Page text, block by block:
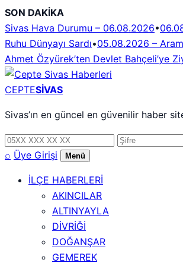
İçeriğe
geç
SON DAKİKA
Sivas Hava Durumu – 06.08.2026•
Ruhu Dünyayı Sardı•05.08.2026 –
Ahmet Özyürek’ten Devlet Bahçeli’ye
CEPTESİVAS
Sivas’ın en güncel en güvenilir haber
Telefon
numarası
Şifre
⌕ Üye Girişi Menü
İLÇE HABERLERİ
AKINCILAR
ALTINYAYLA
DİVRİĞİ
DOĞANŞAR
GEMEREK